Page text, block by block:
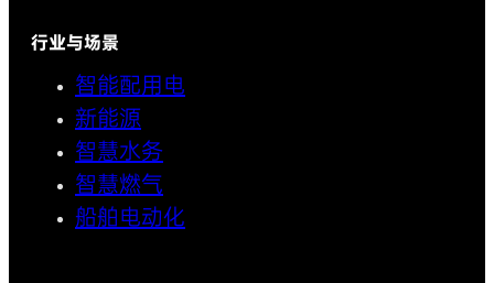
行业与场景
智能配用电
新能源
智慧水务
智慧燃气
船舶电动化